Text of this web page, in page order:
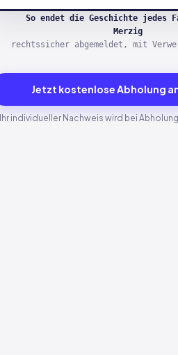
So endet die Geschichte jedes
Merzig
rechtssicher abgemeldet, mit
Jetzt kostenlose Abholung
individueller Nachweis wird bei